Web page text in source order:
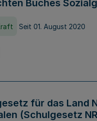
Buches
Seit 01. August 2020
für das Land
(Schulgesetz